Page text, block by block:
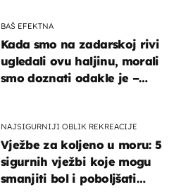
BAŠ EFEKTNA
Kada smo na zadarskoj rivi
ugledali ovu haljinu, morali
smo doznati odakle je –
NAJSIGURNIJI OBLIK REKREACIJE
Vježbe za koljeno u moru: 5
sigurnih vježbi koje mogu
smanjiti bol i poboljšati